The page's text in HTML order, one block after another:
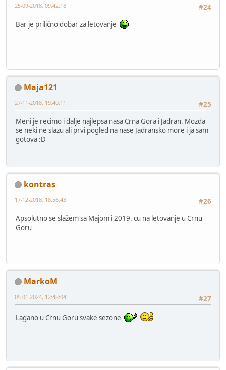
#24
25-09-2018, 09:42:18
Bar je prilično dobar za letovanje
Maja121
#25
27-11-2018, 19:40:11
Meni je recimo i dalje najlepsa nasa Crna Gora i Jadran. Mozda
se neki ne slazu ali prvi pogled na nase Jadransko more i ja sam
gotova :D
kontras
#26
17-12-2018, 18:56:43
Apsolutno se slažem sa Majom i 2019. cu na letovanje u Crnu
Goru
MarkoM
#27
05-01-2024, 12:48:04
Lagano u Crnu Goru svake sezone